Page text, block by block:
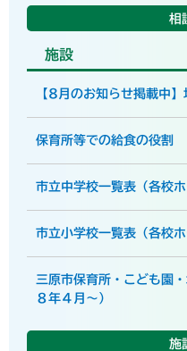
相
施設
【8月のお知らせ掲載中
保育所等での給食の役割
市立中学校一覧表（各校ホ
市立小学校一覧表（各校ホ
三原市保育所・こども園
８年４月～）
施